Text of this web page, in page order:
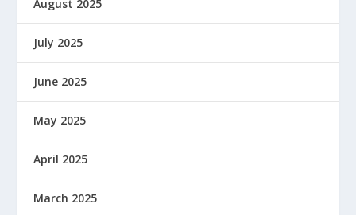
August 2025
July 2025
June 2025
May 2025
April 2025
March 2025